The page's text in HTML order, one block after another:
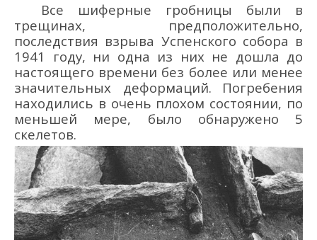
Все шиферные гробницы были в
трещинах, предположительно,
последствия взрыва Успенского собора в
1941 году, ни одна из них не дошла до
настоящего времени без более или менее
значительных деформаций.
Погребения
находились в очень плохом состоянии, по
меньшей мере, было обнаружено 5
скелетов.